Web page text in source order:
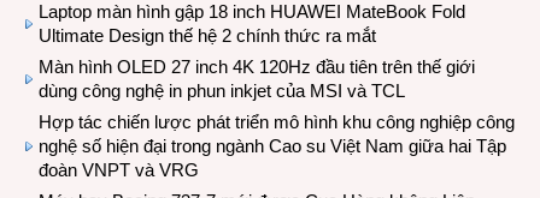
Laptop màn hình gập 18 inch HUAWEI MateBook Fold
Ultimate Design thế hệ 2 chính thức ra mắt
Màn hình OLED 27 inch 4K 120Hz đầu tiên trên thế giới
dùng công nghệ in phun inkjet của MSI và TCL
Hợp tác chiến lược phát triển mô hình khu công nghiệp công
nghệ số hiện đại trong ngành Cao su Việt Nam giữa hai Tập
đoàn VNPT và VRG